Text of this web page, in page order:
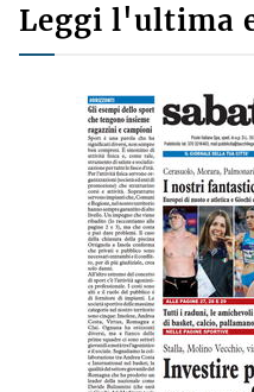
Leggi l'ultima